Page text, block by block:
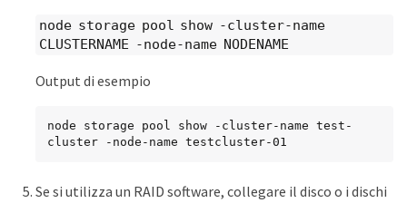
node storage pool show -cluster-name
CLUSTERNAME -node-name NODENAME
Output di esempio
node storage pool show -cluster-name test-
cluster -node-name testcluster-01
Se si utilizza un RAID software, collegare il disco o i dischi